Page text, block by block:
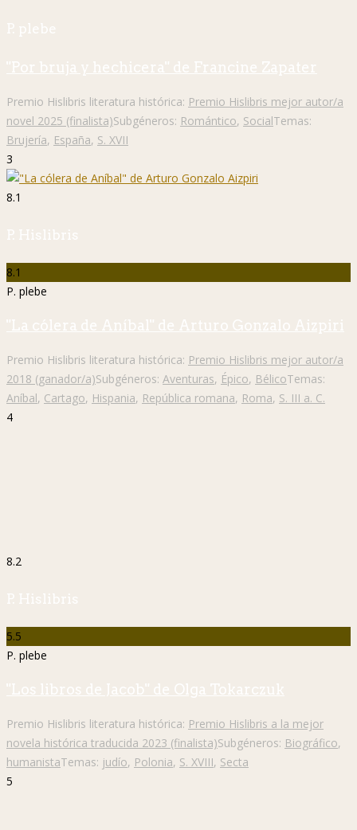
P. plebe
"Por bruja y hechicera" de Francine Zapater
Premio Hislibris literatura histórica: Premio Hislibris mejor autor/a
novel 2025 (finalista)Subgéneros: Romántico, SocialTemas:
Brujería, España, S. XVII
3
8.1
P. Hislibris
8.1
P. plebe
"La cólera de Aníbal" de Arturo Gonzalo Aizpiri
Premio Hislibris literatura histórica: Premio Hislibris mejor autor/a
2018 (ganador/a)Subgéneros: Aventuras, Épico, BélicoTemas:
Aníbal, Cartago, Hispania, República romana, Roma, S. III a. C.
4
8.2
P. Hislibris
5.5
P. plebe
"Los libros de Jacob" de Olga Tokarczuk
Premio Hislibris literatura histórica: Premio Hislibris a la mejor
novela histórica traducida 2023 (finalista)Subgéneros: Biográfico,
humanistaTemas: judío, Polonia, S. XVIII, Secta
5